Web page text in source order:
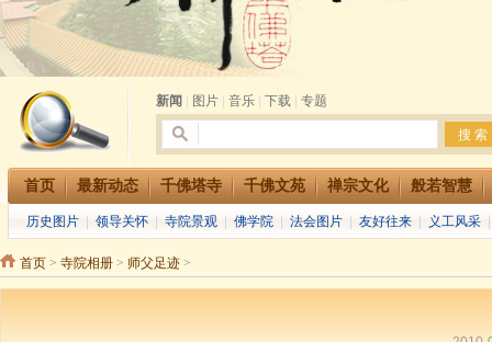
[法讯]
广东千佛塔寺云门佛学院女众部 2016年招生简章
[法讯]
恭请海涛法师莅临千佛塔寺弘法
[法讯] 2014年七月大法会 祈福息灾地藏七 冥阳两利普渡群蒙盂兰盆
新闻 图片 音乐 下载 专题
首页 最新动态 千佛塔寺 千佛文苑 禅宗文化 般若智慧
历史图片 领导关怀 寺院景观 佛学院 法会图片 友好往来 义工风采
首页 > 寺院相册 > 师父足迹 >